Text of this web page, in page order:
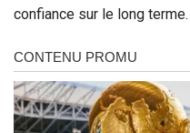
confiance sur le long terme.